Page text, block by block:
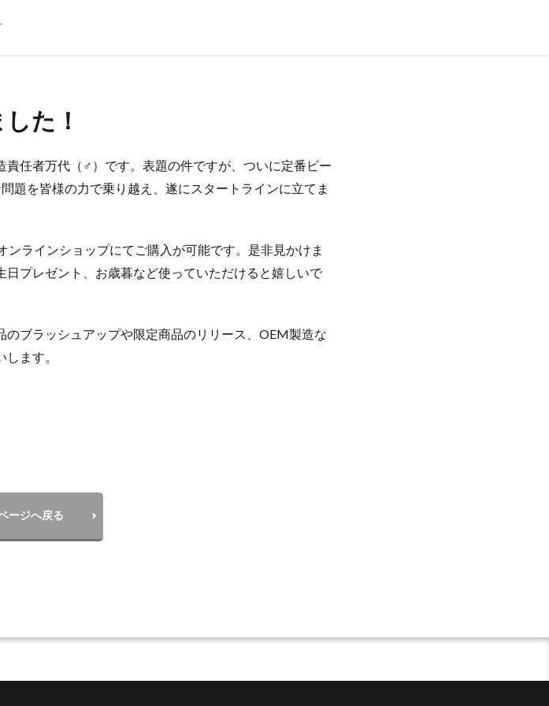
た！
任者万代（♂）です。表題の件ですが、ついに定番ビー
題を皆様の力で乗り越え、遂にスタートラインに立てま
ラインショップにてご購入が可能です。是非見かけま
プレゼント、お歳暮など使っていただけると嬉しいで
ブラッシュアップや限定商品のリリース、OEM製造な
ます。
ージへ戻る